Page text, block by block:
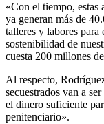
«Con el tiempo, estas
ya generan más de
talleres y labores
sostenibilidad de
cuesta 200 millones
Al respecto,
secuestrados van a
el dinero suficiente
penitenciario».